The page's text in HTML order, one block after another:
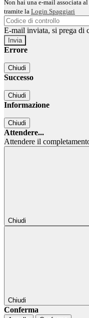
Non hai una e-mail associata
tramite la Login Spaggiari
E-mail inviata, si prega di
Errore
Chiudi
Successo
Chiudi
Informazione
Chiudi
Attendere...
Attendere il
Chiudi
Chiudi
Conferma